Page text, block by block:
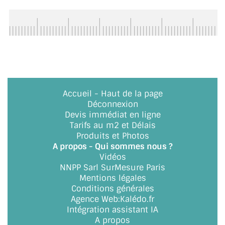
LES FIXATIONS POUR MIROIR
LES PROFILS PAROI DE VERRE
VITRINE EN VERRE
CONNECTEURS ET ASSEMBLAGE DE VERRES
PLATS ET CORNIÈRES
LES CHARNIÈRES DE PORTE EN VERRE
BOUTONS ET POIGNÉES
Accueil - Haut de la page
Déconnexion
Devis immédiat en ligne
Tarifs au m2 et Délais
Produits et Photos
A propos - Qui sommes nous ?
Vidéos
NNPP Sarl SurMesure Paris
Mentions légales
Conditions générales
Agence Web:Kalédo.fr
Intégration assistant IA
A propos